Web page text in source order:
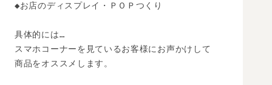
◆お店のディスプレイ・ＰＯＰつくり
具体的には…
スマホコーナーを見ているお客様にお声かけして
商品をオススメします。